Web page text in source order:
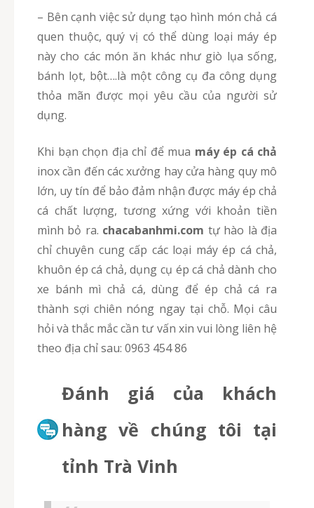
– Bên cạnh việc sử dụng tạo hình món chả cá
quen thuộc, quý vị có thể dùng loại máy ép
này cho các món ăn khác như giò lụa sống,
bánh lọt, bột….là một công cụ đa công dụng
thỏa mãn được mọi yêu cầu của người sử
dụng.
Khi bạn chọn địa chỉ để mua máy ép cá chả
inox cần đến các xưởng hay cửa hàng quy mô
lớn, uy tín để bảo đảm nhận được máy ép chả
cá chất lượng, tương xứng với khoản tiền
mình bỏ ra. chacabanhmi.com tự hào là địa
chỉ chuyên cung cấp các loại máy ép cá chả,
khuôn ép cá chả, dụng cụ ép cá chả dành cho
xe bánh mì chả cá, dùng để ép chả cá ra
thành sợi chiên nóng ngay tại chỗ. Mọi câu
hỏi và thắc mắc cần tư vấn xin vui lòng liên hệ
theo địa chỉ sau: 0963 454 86
Đánh giá của khách
hàng về chúng tôi tại
tỉnh Trà Vinh